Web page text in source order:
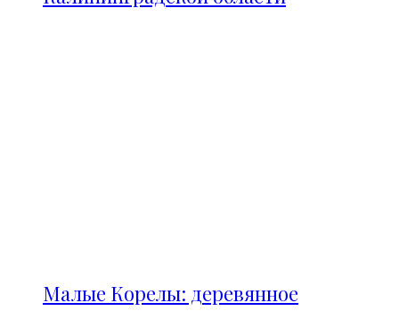
Малые Корелы: деревянное